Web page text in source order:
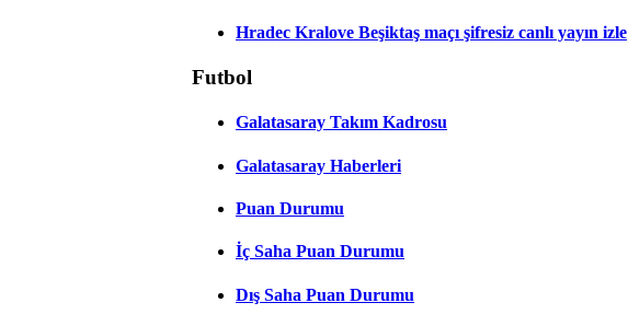
Hradec Kralove Beşiktaş maçı şifresiz canlı yayın izle
Futbol
Galatasaray Takım Kadrosu
Galatasaray Haberleri
Puan Durumu
İç Saha Puan Durumu
Dış Saha Puan Durumu